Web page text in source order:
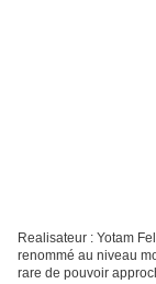
Realisateur : Yotam
renommé au niveau
rare de pouvoir